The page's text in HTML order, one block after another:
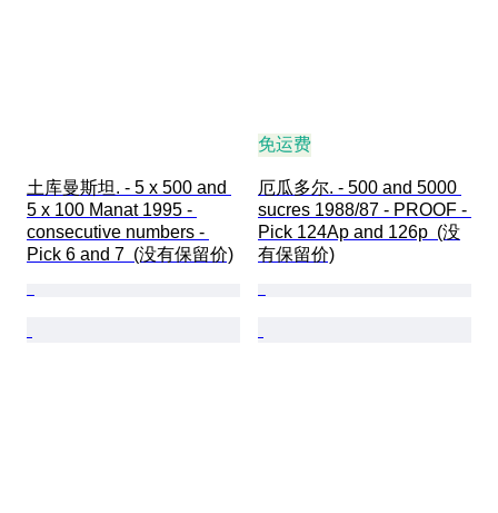
土库曼斯坦. - 5 x 500 and
5 x 100 Manat 1995 -
consecutive numbers -
Pick 6 and 7  (没有保留价)
免运费
厄瓜多尔. - 500 and 5000
sucres 1988/87 - PROOF -
Pick 124Ap and 126p  (没
有保留价)